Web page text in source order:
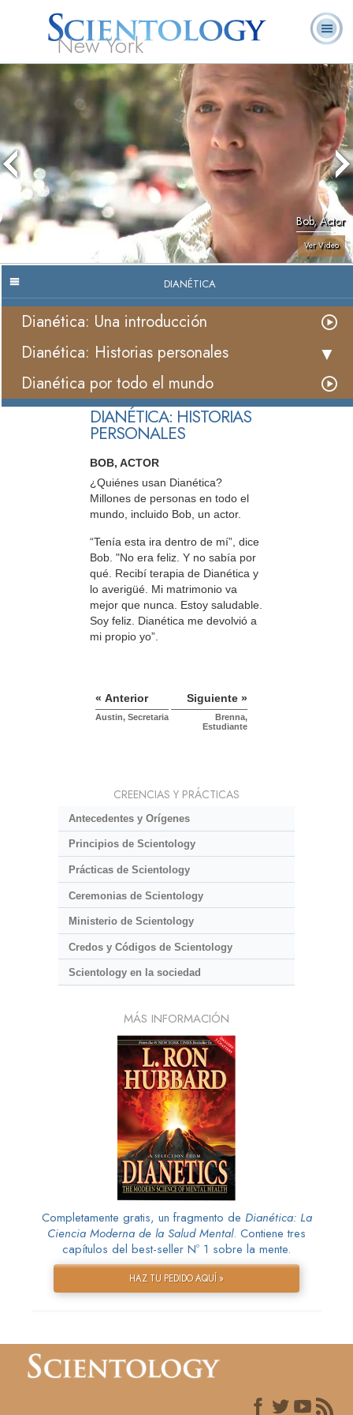
New York
Acerca de
Nosotros
L. Ronald
Hubbard
¿Qué es
Scientology?
Voluntarios
Libros
Bob, Actor
Ver Video
DIANÉTICA
Dianética: Una introducción
Dianética: Historias personales
Dianética por todo el mundo
DIANÉTICA: HISTORIAS
PERSONALES
BOB, ACTOR
¿Quiénes usan Dianética?
Millones de personas en todo el
mundo, incluido Bob, un actor.
“Tenía esta ira dentro de mí”, dice
Bob. "No era feliz. Y no sabía por
qué. Recibí terapia de Dianética y
lo averigüé. Mi matrimonio va
mejor que nunca. Estoy saludable.
Soy feliz. Dianética me devolvió a
mi propio yo”.
« Anterior
Austin, Secretaria
Siguiente »
Brenna,
Estudiante
CREENCIAS Y PRÁCTICAS
Antecedentes y Orígenes
Principios de Scientology
Prácticas de Scientology
Ceremonias de Scientology
Ministerio de Scientology
Credos y Códigos de Scientology
Scientology en la sociedad
MÁS INFORMACIÓN
Completamente gratis, un fragmento de Dianética: La
Ciencia Moderna de la Salud Mental. Contiene tres
capítulos del best-seller Nº 1 sobre la mente.
HAZ TU PEDIDO AQUÍ »